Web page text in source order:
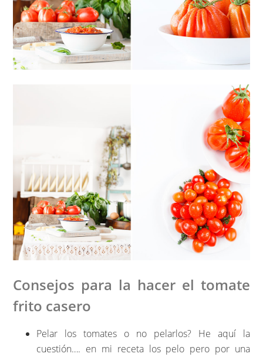
Consejos para la hacer el tomate
frito casero
Pelar los tomates o no pelarlos? He aquí la
cuestión…. en mi receta los pelo pero por una